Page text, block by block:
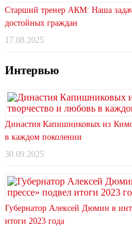
Старший тренер АКМ: Наша
достойных граждан
17.08.2025
Интервью
Династия Капишниковых из
в каждом поколении
30.09.2025
Губернатор Алексей Дюмин в
итоги 2023 года